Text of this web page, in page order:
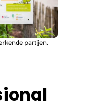
partijen.